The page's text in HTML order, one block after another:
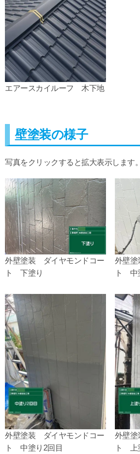
エアースカイルーフ 木下地
壁塗装の様子
写真をクリックすると拡大表示します。
外壁塗装 ダイヤモンドコー
ト 下塗り
外壁
ト 中
外壁塗装 ダイヤモンドコー
ト 中塗り2回目
外壁
ト 上